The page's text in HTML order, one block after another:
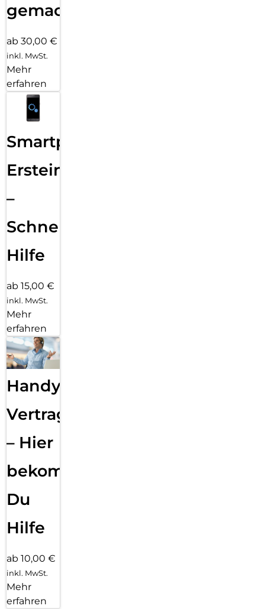
gemacht!
ab 30,00 €
inkl. MwSt.
Mehr
erfahren
Smartphone
Ersteinrichtung
–
Schnelle
Hilfe
ab 15,00 €
inkl. MwSt.
Mehr
erfahren
Handy
Vertragsabwicklung
– Hier
bekommst
Du
Hilfe
ab 10,00 €
inkl. MwSt.
Mehr
erfahren